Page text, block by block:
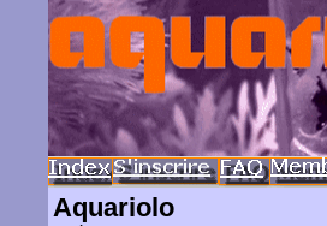
Aquariolo